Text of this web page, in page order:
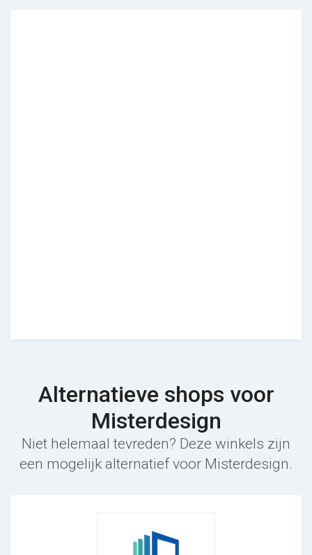
Alternatieve shops voor
Misterdesign
Niet helemaal tevreden? Deze winkels zijn
een mogelijk alternatief voor Misterdesign.